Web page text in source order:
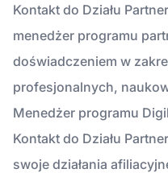
Kontakt do Działu
menedżer programu
doświadczeniem w
profesjonalnych,
Menedżer programu
Kontakt do Działu
swoje działania